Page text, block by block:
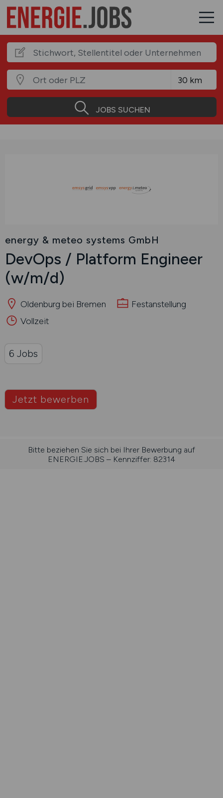
JOBS SUCHEN
energy & meteo systems GmbH
DevOps / Platform Engineer
(w/m/d)
Oldenburg bei Bremen
Festanstellung
Vollzeit
Jetzt bewerben
6 Jobs
Bitte beziehen Sie sich bei Ihrer Bewerbung auf
ENERGIE.JOBS – Kennziffer: 82314